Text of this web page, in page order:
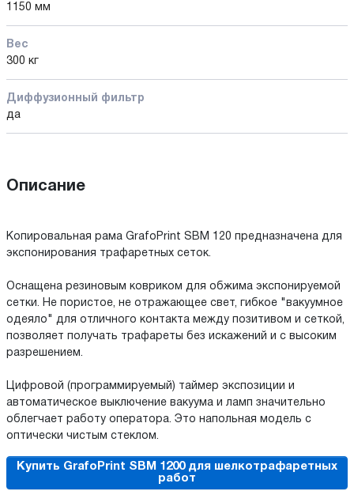
1150 мм
Вес
300 кг
Диффузионный фильтр
да
Описание
Копировальная рама GrafoPrint SBM 120 предназначена для
экспонирования трафаретных сеток.
Оснащена резиновым ковриком для обжима экспонируемой
сетки. Не пористое, не отражающее свет, гибкое "вакуумное
одеяло" для отличного контакта между позитивом и сеткой,
позволяет получать трафареты без искажений и с высоким
разрешением.
Цифровой (программируемый) таймер экспозиции и
автоматическое выключение вакуума и ламп значительно
облегчает работу оператора. Это напольная модель с
оптически чистым стеклом.
Купить GrafoPrint SBM 1200 для шелкотрафаретных
работ